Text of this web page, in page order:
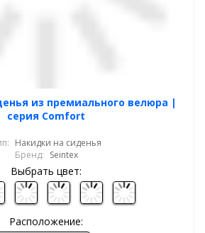
из премиального велюра |
серия Comfort
Накидки на сиденья
Бренд: Seintex
Выбрать цвет:
Расположение: